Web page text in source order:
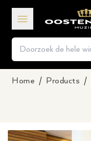
Home / Products /